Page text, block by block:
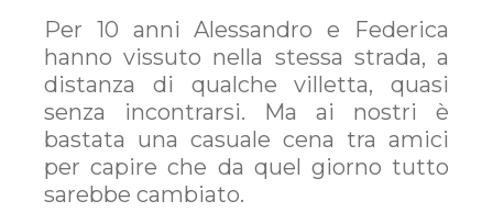
Per 10 anni Alessandro e Federica
hanno vissuto nella stessa strada, a
distanza di qualche villetta, quasi
senza incontrarsi. Ma ai nostri è
bastata una casuale cena tra amici
per capire che da quel giorno tutto
sarebbe cambiato.HOME